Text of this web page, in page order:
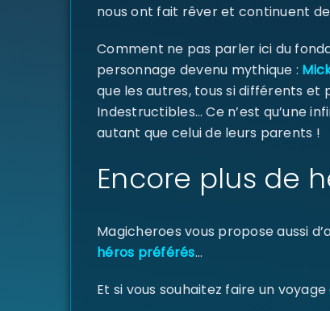
nous ont fait rêver et continuent
Comment ne pas parler ici du
personnage devenu mythique :
que les autres, tous si différents et
Indestructibles… Ce n’est qu’une
autant que celui de leurs parents !
Encore plus de
Magicheroes vous propose aussi
héros préférés…
Et si vous souhaitez faire un voyage